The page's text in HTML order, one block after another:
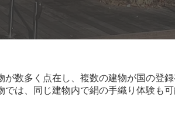
数多く点在し、複数の建物が国の登
では、同じ建物内で絹の手織り体験も